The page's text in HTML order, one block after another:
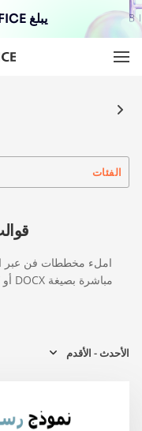
يبلغ ONLYOFFICE عامه الـ16!
الفئات
املء مخططات فن عبر
الأحدث - الأقدم